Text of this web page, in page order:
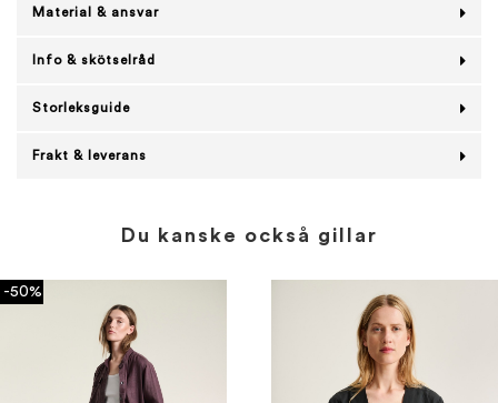
Material & ansvar
Info & skötselråd
Storleksguide
Frakt & leverans
Du kanske också gillar
-50%